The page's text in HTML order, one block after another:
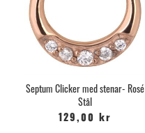
Septum Clicker med stenar- Rosé
Stål
129,00 kr